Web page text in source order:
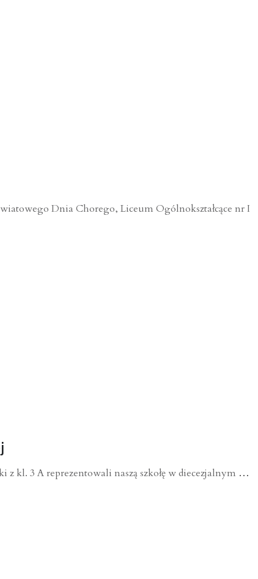
Dnia Chorego, Liceum Ogólnokształcące nr I
kl. 3 A reprezentowali naszą szkołę w diecezjalnym …